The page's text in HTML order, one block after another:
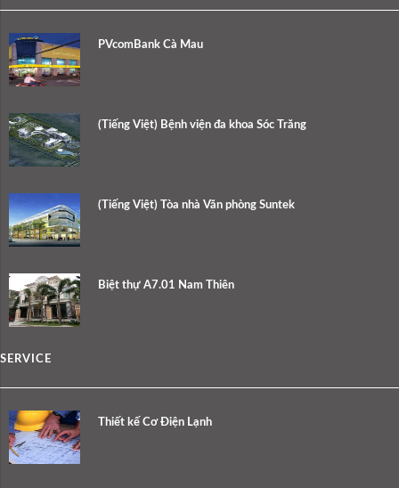
PVcomBank Cà Mau
(Tiếng Việt) Bệnh viện đa khoa Sóc Trăng
(Tiếng Việt) Tòa nhà Văn phòng Suntek
Biệt thự A7.01 Nam Thiên
SERVICE
Thiết kế Cơ Điện Lạnh